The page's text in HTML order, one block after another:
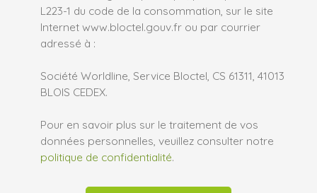
L223-1 du code de la consommation, sur le site
Internet www.bloctel.gouv.fr ou par courrier
adressé à :
Société Worldline, Service Bloctel, CS 61311, 41013
BLOIS CEDEX.
Pour en savoir plus sur le traitement de vos
données personnelles, veuillez consulter notre
politique de confidentialité.